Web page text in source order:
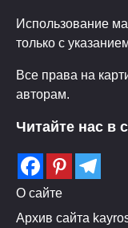
Использование
только с
Все права на
авторам.
Читайте нас в
О сайте
Архив сайта